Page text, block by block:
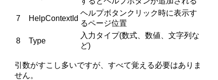
7 HelpContextId
ヘルプボタンクリック時に表示す
るページ位置
8 Type
入力タイプ(数式、数値、文字列な
ど)
引数がすこし多いですが、すべて覚える必要はありま
せん。